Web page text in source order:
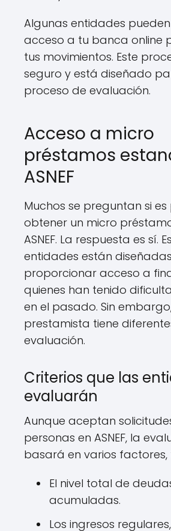
Algunas entidades
acceso a tu banca online
tus movimientos. Este
seguro y está diseñado
proceso de evaluación.
Acceso a micro
préstamos
ASNEF
Muchos se preguntan si es
obtener un micro
ASNEF. La respuesta es sí.
entidades están
proporcionar acceso a
quienes han tenido
en el pasado. Sin
prestamista tiene
evaluación.
Criterios que las
evaluarán
Aunque aceptan
personas en ASNEF, la
basará en varios factores,
El nivel total de
acumuladas.
Los ingresos